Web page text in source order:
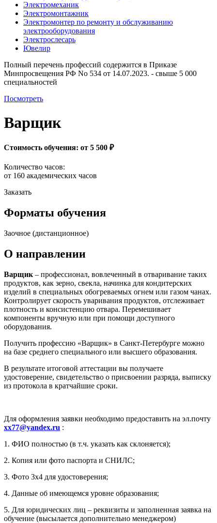
Электромеханик
Электромонтажник
Электромонтер по ремонту и обслуживанию
электрооборудования
Электрослесарь
Ювелир
Полный перечень профессий содержится в Приказе
Минпросвещения РФ No 534 от 14.07.2023. - свыше 5 000
специальностей
Посмотреть
Варщик
Стоимость обучения: от 5 500 ₽
Количество часов:
от 160 академических часов
Заказать
Форматы обучения
Заочное (дистанционное)
О направлении
Варщик – профессионал, вовлеченный в отваривание таких
продуктов, как зерно, свекла, начинка для кондитерских
изделий в специальных обогреваемых огнем или газом чанах.
Контролирует скорость уваривания продуктов, отслеживает
плотность и консистенцию отвара. Перемешивает
компоненты вручную или при помощи доступного
оборудования.
Получить профессию «Варщик» в Санкт-Петербурге можно
на базе среднего специального или высшего образования.
В результате итоговой аттестации вы получаете
удостоверение, свидетельство о присвоении разряда, выписку
из протокола в кратчайшие сроки.
Для оформления заявки необходимо предоставить на эл.почту
xx77@yandex.ru :
1. ФИО полностью (в т.ч. указать как склоняется);
2. Копия или фото паспорта и СНИЛС;
3. Фото 3х4 для удостоверения;
4. Данные об имеющемся уровне образования;
5. Для юридических лиц – реквизиты и заполненная заявка на
обучение (высылается дополнительно менеджером)